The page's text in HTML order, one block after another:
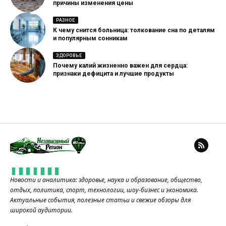
причины изменения цены
РАЗНОЕ
К чему снится больница: толкование сна по деталям
и популярным сонникам
ЗДОРОВЬЕ
Почему калий жизненно важен для сердца:
признаки дефицита и лучшие продукты
Новости и аналитика: здоровье, наука и образование, общество,
отдых, политика, спорт, технологии, шоу-бизнес и экономика.
Актуальные события, полезные статьи и свежие обзоры для
широкой аудитории.